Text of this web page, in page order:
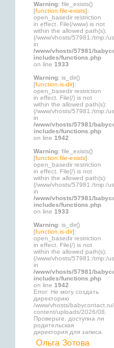
Warning: file_exists()
[function.file-exists]:
open_basedir restriction
in effect. File(/www) is not
within the allowed path(s):
(/www/vhosts/57981:/tmp:/
in
/www/vhosts/57981/
includes/functions.php
on line 1933
Warning: is_dir()
[function.is-dir]:
open_basedir restriction
in effect. File(/) is not
within the allowed path(s):
(/www/vhosts/57981:/tmp:/
in
/www/vhosts/57981/
includes/functions.php
on line 1942
Warning: file_exists()
[function.file-exists]:
open_basedir restriction
in effect. File(/) is not
within the allowed path(s):
(/www/vhosts/57981:/tmp:/
in
/www/vhosts/57981/
includes/functions.php
on line 1933
Warning: is_dir()
[function.is-dir]:
open_basedir restriction
in effect. File(/) is not
within the allowed path(s):
(/www/vhosts/57981:/tmp:/
in
/www/vhosts/57981/
includes/functions.php
on line 1942
Error: Не могу создать
директорию
/www/vhosts/
content/uploads/2026/08.
Проверьте, доступна ли
родительская
директория для записи.
Ольга Зотова